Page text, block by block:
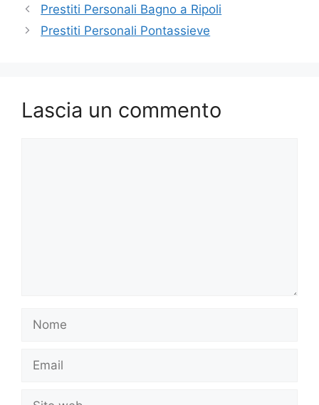
Prestiti Personali Bagno a Ripoli
Prestiti Personali Pontassieve
Lascia un commento
Nome
Email
Sito